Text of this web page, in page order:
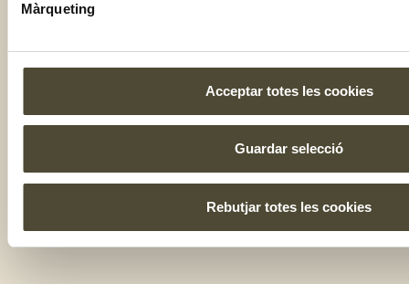
Màrqueting
Acceptar totes les cookies
Guardar selecció
Rebutjar totes les cookies